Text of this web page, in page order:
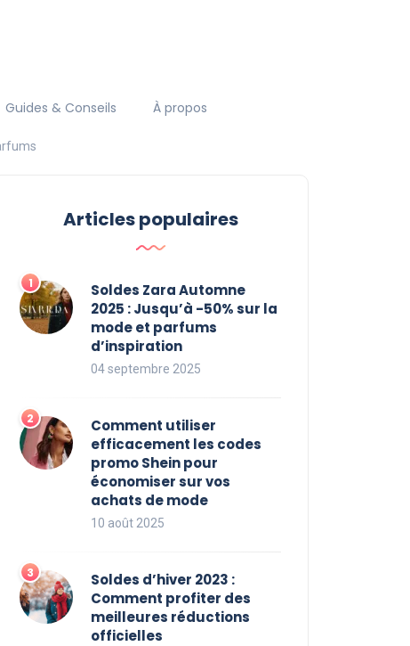
Guides & Conseils À propos
Articles populaires
Soldes Zara Automne
2025 : Jusqu’à -50% sur la
mode et parfums
d’inspiration
04 septembre 2025
Comment utiliser
efficacement les codes
promo Shein pour
économiser sur vos
achats de mode
10 août 2025
Soldes d’hiver 2023 :
Comment profiter des
meilleures réductions
officielles